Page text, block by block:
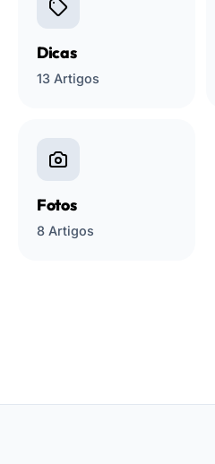
Dicas
13 Artigos
Fotos
8 Artigos